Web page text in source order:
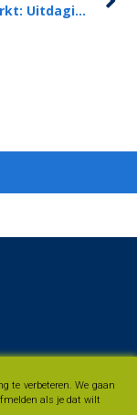
Huizenmarkt: Uitdagingen Én Kansen
te verbeteren. We gaan
als je dat wilt